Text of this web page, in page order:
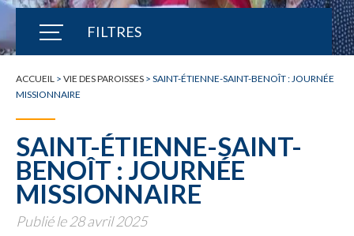
FILTRES
TOUTE L'ACTUALITÉ
ACCUEIL > VIE DES PAROISSES > SAINT-ÉTIENNE-SAINT-BENOÎT : JOURNÉE
MISSIONNAIRE
SAINT-ÉTIENNE-SAINT-
BENOÎT : JOURNÉE
MISSIONNAIRE
Publié le 28 avril 2025